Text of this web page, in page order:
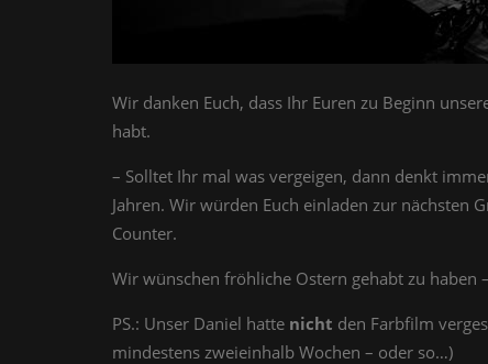
Wir danken Euch, dass Ihr Euren zu Beginn
habt.
– Solltet Ihr mal was vergeigen, dann denkt
Jahren. Wir würden Euch einladen zur nächsten
Counter.
Wir wünschen fröhliche Ostern gehabt zu haben –
PS.: Unser Daniel hatte nicht den Farbfilm
mindestens zweieinhalb Wochen – oder so…)